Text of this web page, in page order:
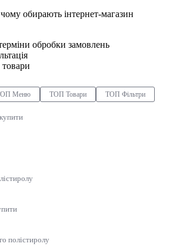
обирають інтернет-магазин
обробки замовлень
товари
Меню ТОП Товари ТОП Фільтри
полістиролу